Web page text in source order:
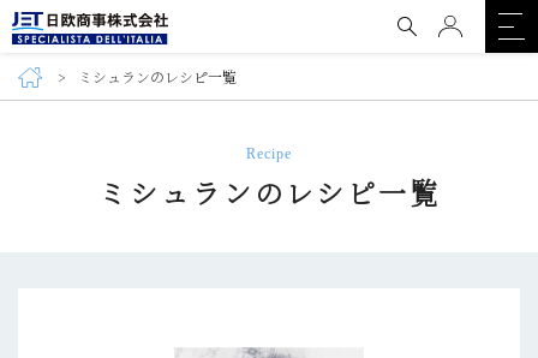
ミシュランのレシピ一覧
Recipe
ミシュランのレシピ一覧